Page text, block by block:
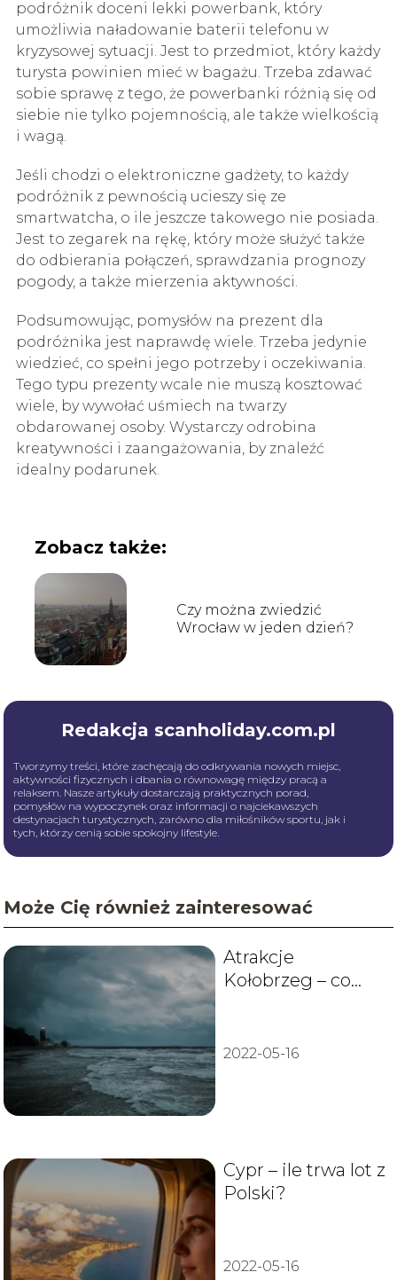
podróżnik doceni lekki powerbank, który
umożliwia naładowanie baterii telefonu w
kryzysowej sytuacji. Jest to przedmiot, który każdy
turysta powinien mieć w bagażu. Trzeba zdawać
sobie sprawę z tego, że powerbanki różnią się od
siebie nie tylko pojemnością, ale także wielkością
i wagą.
Jeśli chodzi o elektroniczne gadżety, to każdy
podróżnik z pewnością ucieszy się ze
smartwatcha, o ile jeszcze takowego nie posiada.
Jest to zegarek na rękę, który może służyć także
do odbierania połączeń, sprawdzania prognozy
pogody, a także mierzenia aktywności.
Podsumowując, pomysłów na prezent dla
podróżnika jest naprawdę wiele. Trzeba jedynie
wiedzieć, co spełni jego potrzeby i oczekiwania.
Tego typu prezenty wcale nie muszą kosztować
wiele, by wywołać uśmiech na twarzy
obdarowanej osoby. Wystarczy odrobina
kreatywności i zaangażowania, by znaleźć
idealny podarunek.
Zobacz także:
Czy można zwiedzić
Wrocław w jeden dzień?
Redakcja scanholiday.com.pl
Tworzymy treści, które zachęcają do odkrywania nowych miejsc,
aktywności fizycznych i dbania o równowagę między pracą a
relaksem. Nasze artykuły dostarczają praktycznych porad,
pomysłów na wypoczynek oraz informacji o najciekawszych
destynacjach turystycznych, zarówno dla miłośników sportu, jak i
tych, którzy cenią sobie spokojny lifestyle.
Może Cię również zainteresować
Atrakcje
Kołobrzeg – co
2022-05-16
Cypr – ile trwa lot z
Polski?
2022-05-16